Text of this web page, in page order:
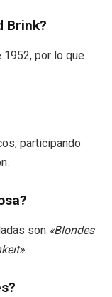
Brink?
1952, por lo que
participando
son «Blondes
.